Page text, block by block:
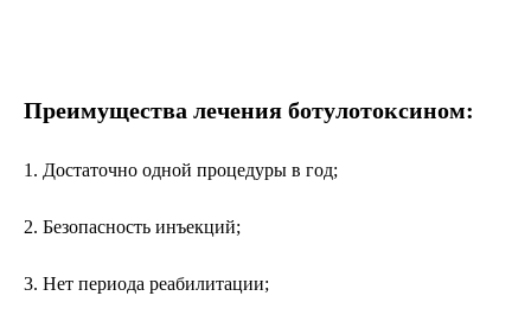
Преимущества лечения ботулотоксином:
1. Достаточно одной процедуры в год;
2. Безопасность инъекций;
3. Нет периода реабилитации;